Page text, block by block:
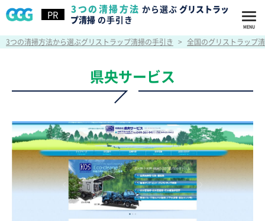
3つの清掃方法 から選ぶ グリストラッ
プ清掃 の手引き
3つの清掃方法から選ぶグリストラップ清掃の手引き > 全国のグリストラップ
県央サービス